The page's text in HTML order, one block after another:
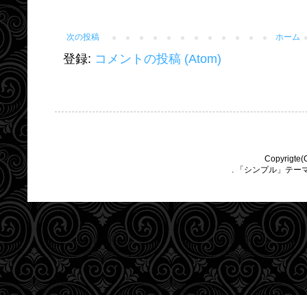
次の投稿 ホーム
登録: コメントの投稿 (Atom)
. 「シンプル」テ